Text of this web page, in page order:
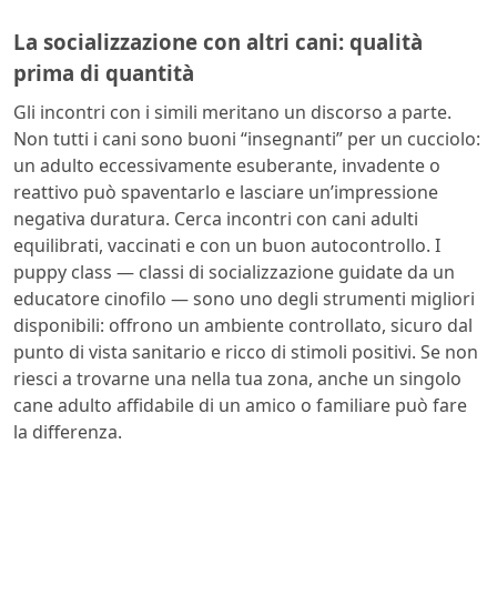
La socializzazione con altri cani: qualità
prima di quantità
Gli incontri con i simili meritano un discorso a parte.
Non tutti i cani sono buoni “insegnanti” per un cucciolo:
un adulto eccessivamente esuberante, invadente o
reattivo può spaventarlo e lasciare un’impressione
negativa duratura. Cerca incontri con cani adulti
equilibrati, vaccinati e con un buon autocontrollo. I
puppy class — classi di socializzazione guidate da un
educatore cinofilo — sono uno degli strumenti migliori
disponibili: offrono un ambiente controllato, sicuro dal
punto di vista sanitario e ricco di stimoli positivi. Se non
riesci a trovarne una nella tua zona, anche un singolo
cane adulto affidabile di un amico o familiare può fare
la differenza.